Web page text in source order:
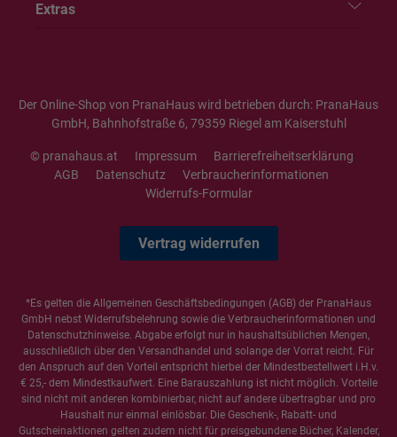
Extras
Der Online-Shop von PranaHaus wird betrieben durch: PranaHaus
GmbH, Bahnhofstraße 6, 79359 Riegel am Kaiserstuhl
© pranahaus.at Impressum
Barrierefreiheitserklärung
AGB
Datenschutz
Verbraucherinformationen
Widerrufs-Formular
Vertrag widerrufen
*Es gelten die Allgemeinen Geschäftsbedingungen (AGB) der PranaHaus
GmbH nebst Widerrufsbelehrung sowie die Verbraucherinformationen und
Datenschutzhinweise. Abgabe erfolgt nur in haushaltsüblichen Mengen,
ausschließlich über den Versandhandel und solange der Vorrat reicht. Für
den Anspruch auf den Vorteil entspricht hierbei der Mindestbestellwert i.H.v.
€ 25,- dem Mindestkaufwert. Eine Barauszahlung ist nicht möglich. Vorteile
sind nicht mit anderen kombinierbar, nicht auf andere übertragbar und pro
Haushalt nur einmal einlösbar. Die Geschenk-, Rabatt- und
Gutscheinaktionen gelten zudem nicht für preisgebundene Bücher, Kalender,